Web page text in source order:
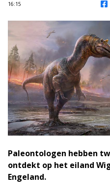
16:15
Paleontologen hebben
ontdekt op het eiland
Engeland.